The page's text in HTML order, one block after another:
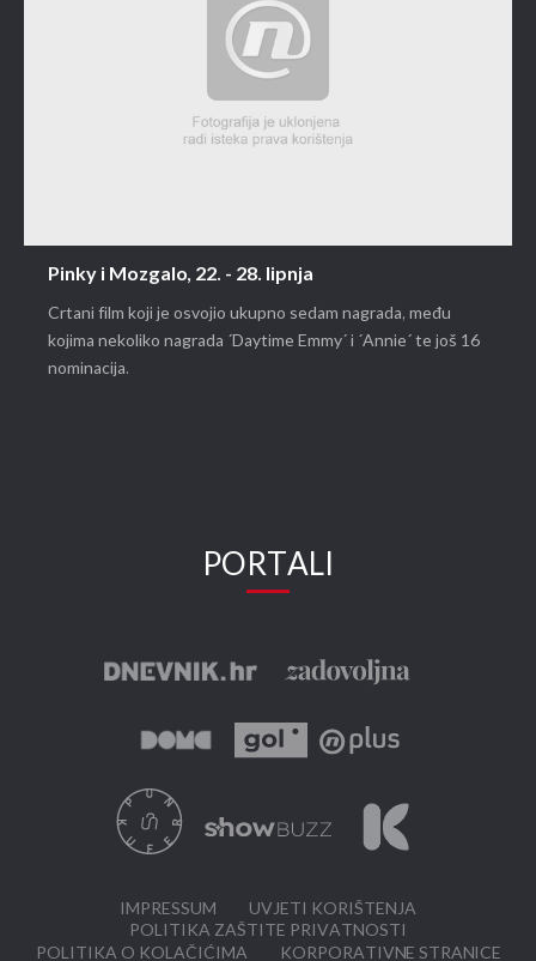
Pinky i Mozgalo, 22. - 28. lipnja
Crtani film koji je osvojio ukupno sedam nagrada, među
kojima nekoliko nagrada ´Daytime Emmy´ i ´Annie´ te još 16
nominacija.
PORTALI
IMPRESSUM
UVJETI KORIŠTENJA
POLITIKA ZAŠTITE PRIVATNOSTI
POLITIKA O KOLAČIĆIMA
KORPORATIVNE STRANICE